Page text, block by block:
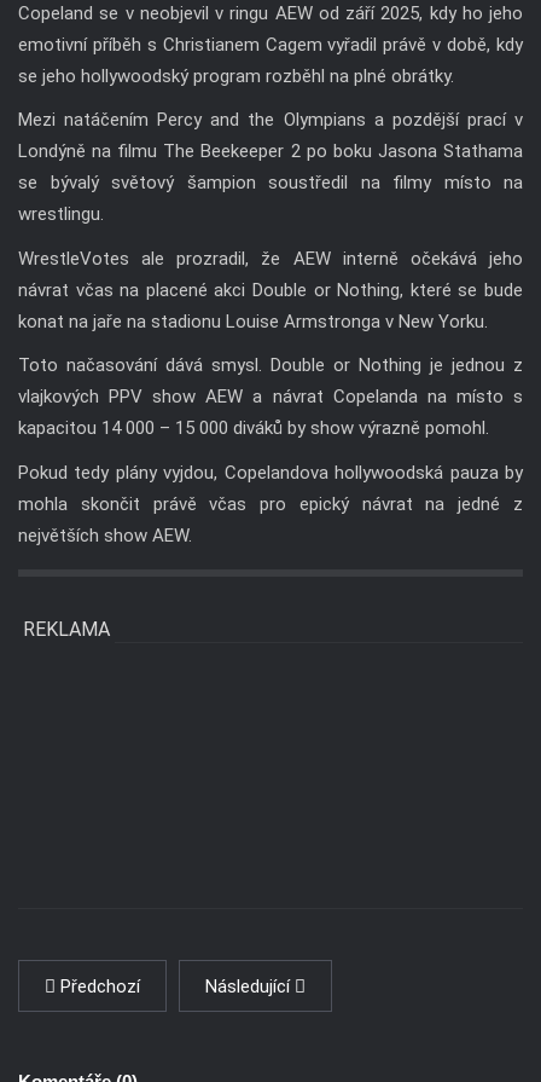
Copeland se v neobjevil v ringu AEW od září 2025, kdy ho jeho
emotivní příběh s Christianem Cagem vyřadil právě v době, kdy
se jeho hollywoodský program rozběhl na plné obrátky.
Mezi natáčením Percy and the Olympians a pozdější prací v
Londýně na filmu The Beekeeper 2 po boku Jasona Stathama
se bývalý světový šampion soustředil na filmy místo na
wrestlingu.
WrestleVotes ale prozradil, že AEW interně očekává jeho
návrat včas na placené akci Double or Nothing, které se bude
konat na jaře na stadionu Louise Armstronga v New Yorku.
Toto načasování dává smysl. Double or Nothing je jednou z
vlajkových PPV show AEW a návrat Copelanda na místo s
kapacitou 14 000 – 15 000 diváků by show výrazně pomohl.
Pokud tedy plány vyjdou, Copelandova hollywoodská pauza by
mohla skončit právě včas pro epický návrat na jedné z
největších show AEW.
REKLAMA
Předchozí Následující